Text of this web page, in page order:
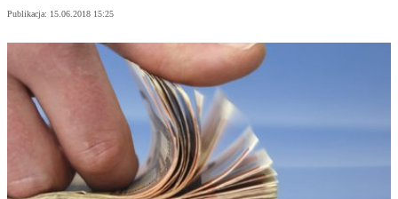
Publikacja: 15.06.2018 15:25